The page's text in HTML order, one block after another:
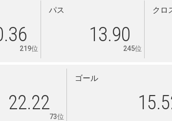
219位
パス
13.90
245位
クロ
22.22
73位
ゴール